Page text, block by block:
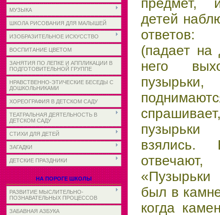
МУЗЫКА
ШКОЛА РИСОВАНИЯ ДЛЯ МАЛЫШЕЙ
ИЗОБРАЗИТЕЛЬНОЕ ИСКУССТВО
ВОСПИТАНИЕ ЦВЕТОМ
ЗАНЯТИЯ ПО ЛЕПКЕ И АППЛИКАЦИИ В
ПОДГОТОВИТЕЛЬНОЙ ГРУППЕ
НРАВСТВЕННО-ЭТИЧЕСКИЕ БЕСЕДЫ С
ДОШКОЛЬНИКАМИ
ХОРЕОГРАФИЯ В ДЕТСКОМ САДУ
ТЕАТРАЛЬНАЯ ДЕЯТЕЛЬНОСТЬ В
ДЕТСКОМ САДУ
СТИХИ ДЛЯ ДЕТЕЙ
ЗАГАДКИ
ДЕТСКИЕ ПРАЗДНИКИ
НА ПОРОГЕ ШКОЛЫ
РАЗВИТИЕ МЫСЛИТЕЛЬНО-
ПОЗНАВАТЕЛЬНЫХ ПРОЦЕССОВ
ЗАБАВНАЯ АЗБУКА
предмет,
детей
ответов:
(падает на
него
был в
когда